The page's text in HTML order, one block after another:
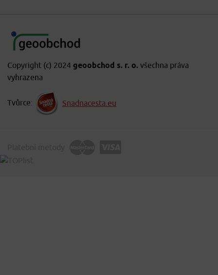
Copyright (c) 2024 geoobchod s. r. o. všechna práva
vyhrazena
Tvůrce: Snadnacesta.eu